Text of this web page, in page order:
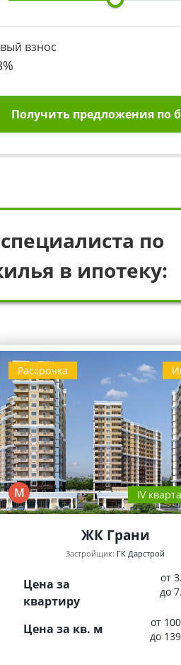
взнос
%
Получить предложения по
по
в ипотеку:
Рассрочка
М IV
ЖК Грани
Застройщик: ГК Дарстрой
Цена за
квартиру
от
до
Цена за кв. м
от
до